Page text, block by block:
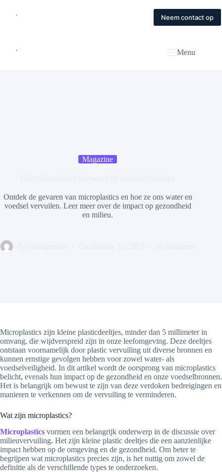
Contact
Neem contact op
Menu
Magazine
Ontdek de gevaren van microplastics en hoe ze ons water en
voedsel vervuilen. Leer meer over de impact op gezondheid
en milieu.
Microplastics zijn kleine plasticdeeltjes, minder dan 5 millimeter in
omvang, die wijdverspreid zijn in onze leefomgeving. Deze deeltjes
ontstaan voornamelijk door plastic vervuiling uit diverse bronnen en
kunnen ernstige gevolgen hebben voor zowel water- als
voedselveiligheid. In dit artikel wordt de oorsprong van microplastics
belicht, evenals hun impact op de gezondheid en onze voedselbronnen.
Het is belangrijk om bewust te zijn van deze verdoken bedreigingen en
manieren te verkennen om de vervuiling te verminderen.
Wat zijn microplastics?
Microplastics vormen een belangrijk onderwerp in de discussie over
milieuvervuiling. Het zijn kleine plastic deeltjes die een aanzienlijke
impact hebben op de omgeving en de gezondheid. Om beter te
begrijpen wat microplastics precies zijn, is het nuttig om zowel de
definitie als de verschillende types te onderzoeken.